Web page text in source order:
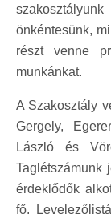
önkéntesünk,
részt venne
munkánkat.
A Szakosztály
Gergely,
László és
Taglétszámunk
érdeklődők
fő.